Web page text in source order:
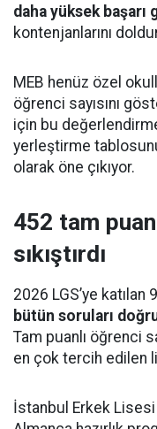
daha yüksek
kontenjanlarını
MEB henüz özel
öğrenci sayısını
için bu
yerleştirme
olarak öne çıkıyor.
452 tam
sıkıştırdı
2026 LGS’ye
bütün soruları
Tam puanlı öğrenci
en çok tercih edilen
İstanbul Erkek